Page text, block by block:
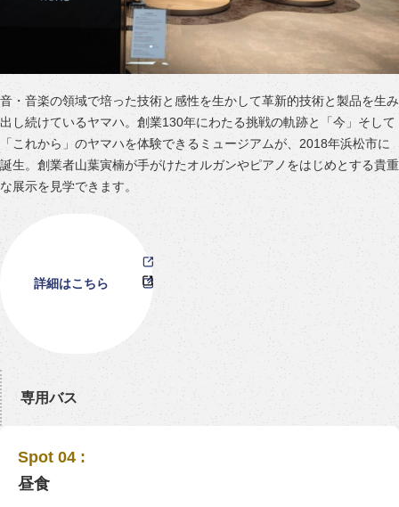
音・音楽の領域で培った技術と感性を生かして革新的技術と製品を生み
出し続けているヤマハ。創業130年にわたる挑戦の軌跡と「今」そして
「これから」のヤマハを体験できるミュージアムが、2018年浜松市に
誕生。創業者山葉寅楠が手がけたオルガンやピアノをはじめとする貴重
な展示を見学できます。
詳細はこちら
専用バス
Spot 04 :
昼食